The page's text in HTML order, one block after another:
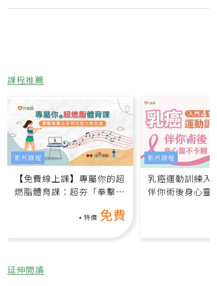
課程推薦
【免費線上課】專屬你的超
燃脂體育課：超夯「拳擊有
特價 免費
影片課程
乳癌運動訓練入
伴你術後身心靈
影片課程
延伸閱讀